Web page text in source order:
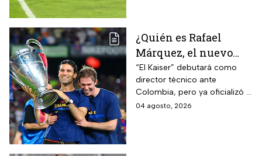
¿Quién es Rafael
Márquez, el nuevo
entrenador de la
Selección Mexicana
que debutará con
Colombia, Perú y
“El Kaiser” debutará como
director técnico ante
Colombia, pero ya oficializó la
fecha de su primer encuentro
04 agosto, 2026